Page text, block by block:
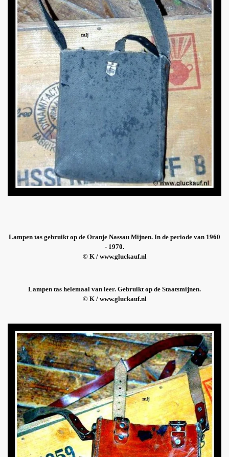
Lampen tas gebruikt op de Oranje Nassau Mijnen. In de periode van 1960
- 1970.
© K / www.gluckauf.nl
Lampen tas helemaal van leer. Gebruikt op de Staatsmijnen.
© K / www.gluckauf.nl